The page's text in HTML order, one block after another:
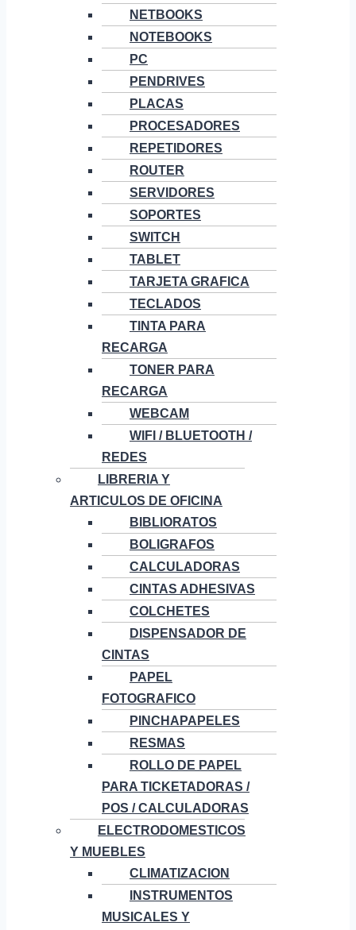
NETBOOKS
NOTEBOOKS
PC
PENDRIVES
PLACAS
PROCESADORES
REPETIDORES
ROUTER
SERVIDORES
SOPORTES
SWITCH
TABLET
TARJETA GRAFICA
TECLADOS
TINTA PARA
RECARGA
TONER PARA
RECARGA
WEBCAM
WIFI / BLUETOOTH /
REDES
LIBRERIA Y
ARTICULOS DE OFICINA
BIBLIORATOS
BOLIGRAFOS
CALCULADORAS
CINTAS ADHESIVAS
COLCHETES
DISPENSADOR DE
CINTAS
PAPEL
FOTOGRAFICO
PINCHAPAPELES
RESMAS
ROLLO DE PAPEL
PARA TICKETADORAS /
POS / CALCULADORAS
ELECTRODOMESTICOS
Y MUEBLES
CLIMATIZACION
INSTRUMENTOS
MUSICALES Y